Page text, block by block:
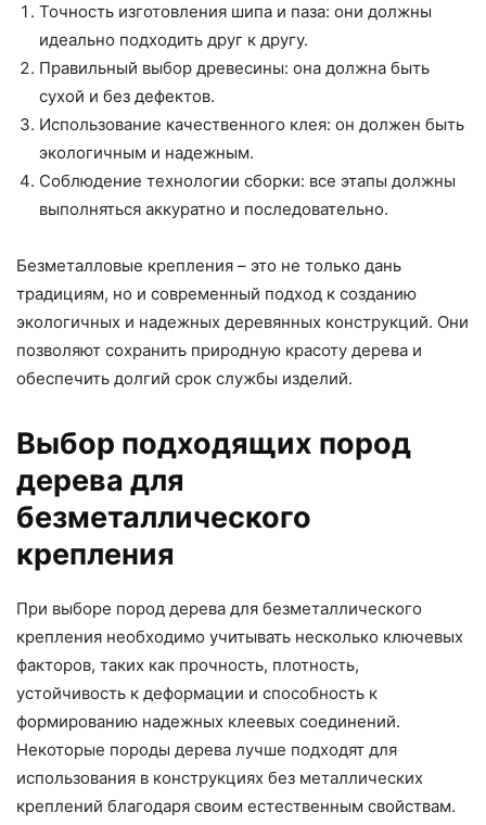
Точность изготовления шипа и паза: они должны
идеально подходить друг к другу.
Правильный выбор древесины: она должна быть
сухой и без дефектов.
Использование качественного клея: он должен быть
экологичным и надежным.
Соблюдение технологии сборки: все этапы должны
выполняться аккуратно и последовательно.
Безметалловые крепления – это не только дань
традициям, но и современный подход к созданию
экологичных и надежных деревянных конструкций. Они
позволяют сохранить природную красоту дерева и
обеспечить долгий срок службы изделий.
Выбор подходящих пород
дерева для
безметаллического
крепления
При выборе пород дерева для безметаллического
крепления необходимо учитывать несколько ключевых
факторов, таких как прочность, плотность,
устойчивость к деформации и способность к
формированию надежных клеевых соединений.
Некоторые породы дерева лучше подходят для
использования в конструкциях без металлических
креплений благодаря своим естественным свойствам.